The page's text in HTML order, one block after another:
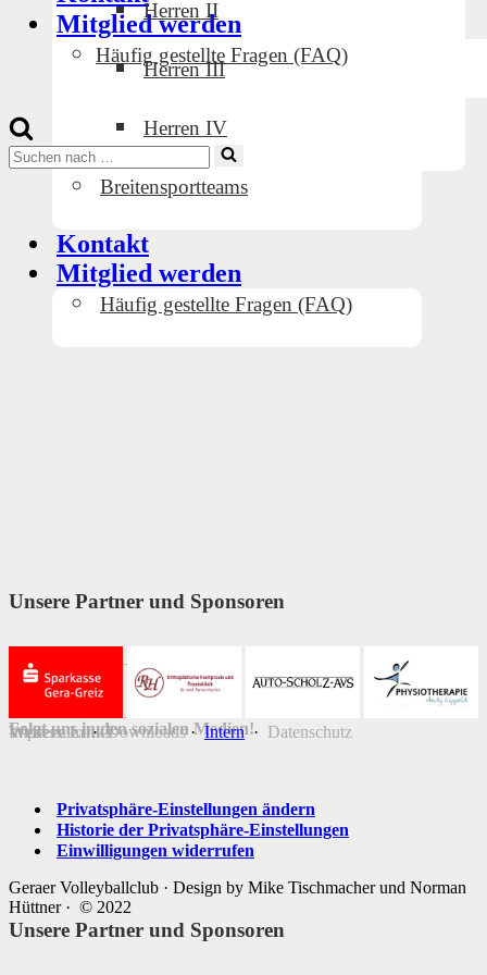
Mitglied werden
Häufig gestellte Fragen (FAQ)
Suchen
nach …
Herren II
Herren III
Herren IV
Breitensportteams
Kontakt
Mitglied werden
Häufig gestellte Fragen (FAQ)
Unsere Partner und Sponsoren
Folgt uns in den sozialen Medien!
Weitere Links
Impressum·Downloads·Intern· Datenschutz
Privatsphäre-Einstellungen ändern
Historie der Privatsphäre-Einstellungen
Einwilligungen widerrufen
Geraer Volleyballclub · Design by Mike Tischmacher und Norman
Hüttner · © 2022
Unsere Partner und Sponsoren